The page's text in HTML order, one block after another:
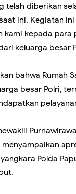
telah diberikan
ini. Kegiatan
kami kepada
keluarga besar
bahwa Rumah
besar Polri,
menyampaikan
Polda